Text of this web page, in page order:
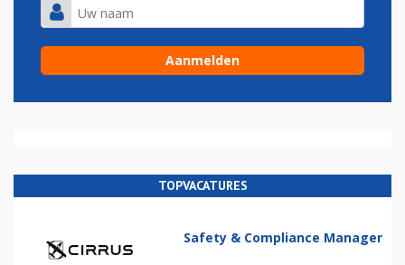
TOPVACATURES
Safety & Compliance Manager